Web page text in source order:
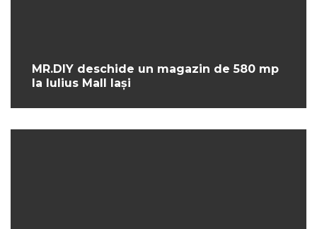
MR.DIY deschide un magazin de 580 mp
la Iulius Mall Iași